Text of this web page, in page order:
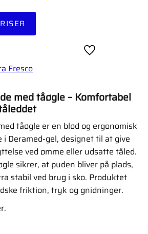
Gem som
Fresco
med tåøgle – Komfortabel
tåøgle er en blød og ergonomisk
Deramed-gel, designet til at give
ved ømme eller udsatte tåled.
sikrer, at puden bliver på plads,
stabil ved brug i sko. Produktet
friktion, tryk og gnidninger.